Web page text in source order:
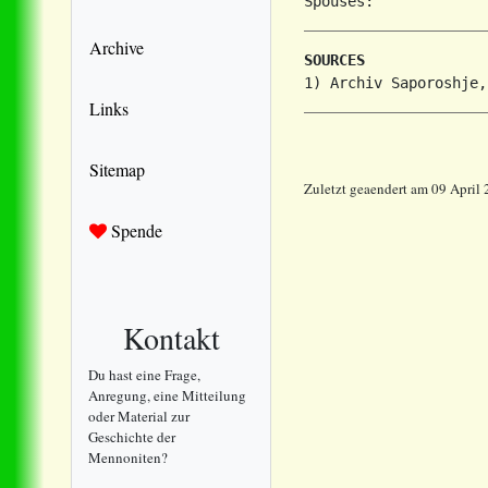
Archive
Links
Sitemap
Spende
Kontakt
Du hast eine Frage,
Anregung, eine Mitteilung
oder Material zur
Geschichte der
Mennoniten?
SOURCES
Zuletzt geaendert am 09 April